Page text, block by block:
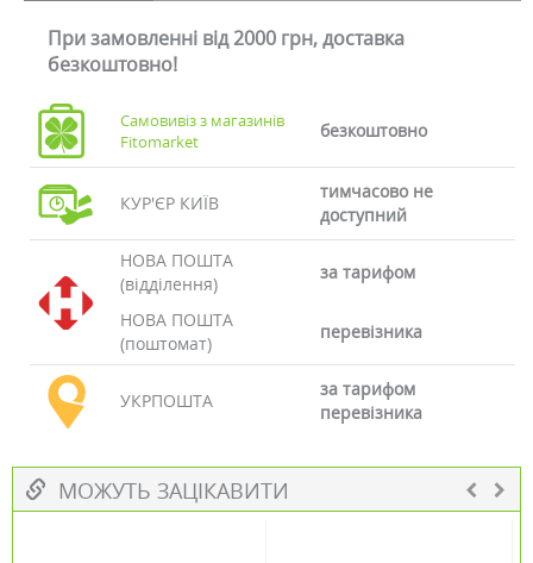
При замовленні від 2000 грн, доставка
безкоштовно!
Самовивіз з магазинів
Fitomarket
безкоштовно
КУР'ЄР КИЇВ
тимчасово не
доступний
НОВА ПОШТА
(відділення)
за тарифом
НОВА ПОШТА
(поштомат)
перевізника
УКРПОШТА
за тарифом
перевізника
МОЖУТЬ ЗАЦІКАВИТИ